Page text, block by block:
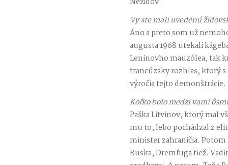
Vy ste mali uvedenú
Áno a preto som už
augusta 1968 utekali
Leninovho mauzólea, tak
francúzsky rozhlas, ktorý
výročia tejto demonštrácie.
Koľko bolo medzi vami
Paška Litvinov, ktorý mal
mu to, lebo pochádzal z
minister zahraničia. Potom
Ruska, Dremľuga tiež.